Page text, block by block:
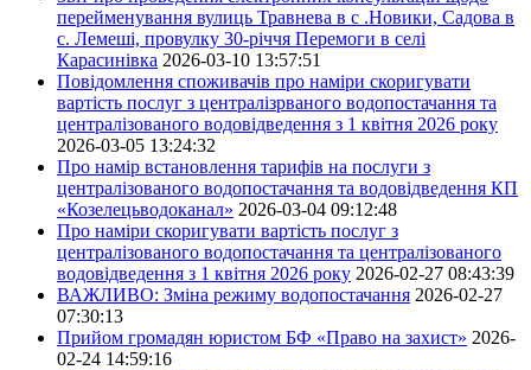
перейменування вулиць Травнева в с .Новики, Садова в
с. Лемеші, провулку 30-річчя Перемоги в селі
Карасинівка 2026-03-10 13:57:51
Повідомлення споживачів про наміри скоригувати
вартість послуг з централізрваного водопостачання та
централізованого водовідведення з 1 квітня 2026 року
2026-03-05 13:24:32
Про намір встановлення тарифів на послуги з
централізованого водопостачання та водовідведення КП
«Козелецьводоканал» 2026-03-04 09:12:48
Про наміри скоригувати вартість послуг з
централізованого водопостачання та централізованого
водовідведення з 1 квітня 2026 року 2026-02-27 08:43:39
ВАЖЛИВО: Зміна режиму водопостачання 2026-02-27
07:30:13
Прийом громадян юристом БФ «Право на захист» 2026-
02-24 14:59:16